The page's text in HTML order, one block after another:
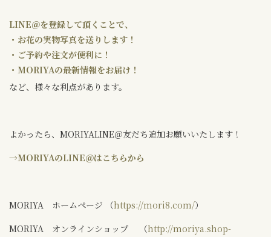
LINE＠を登録して頂くことで、
・お花の実物写真を送りします！
・ご予約や注文が便利に！
・MORIYAの最新情報をお届け！
など、様々な利点があります。
よかったら、MORIYALINE＠友だち追加お願いいたします！
→MORIYAのLINE＠はこちらから
MORIYA ホームページ （https://mori8.com/）
MORIYA オンラインショップ （http://moriya.shop-